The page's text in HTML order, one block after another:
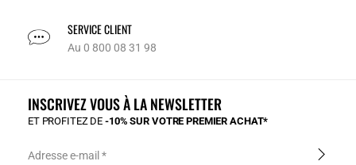
SERVICE CLIENT
Au 0 800 08 31 98
INSCRIVEZ VOUS À LA NEWSLETTER
ET PROFITEZ DE-10% SUR VOTRE PREMIER ACHAT*
Adresse e-mail